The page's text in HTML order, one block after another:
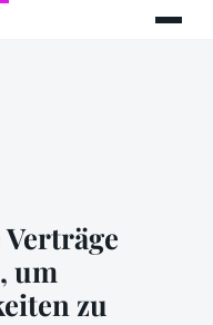
um
zu